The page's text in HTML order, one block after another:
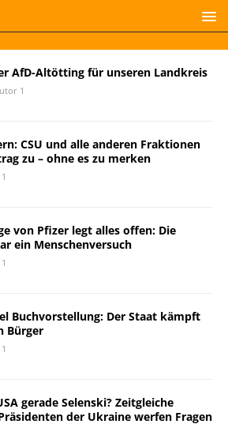
AfD-Altötting für unseren Landkreis
1
CSU und alle anderen Fraktionen
zu – ohne es zu merken
von Pfizer legt alles offen: Die
ein Menschenversuch
Buchvorstellung: Der Staat kämpft
Bürger
gerade Selenski? Zeitgleiche
der Ukraine werfen Fragen